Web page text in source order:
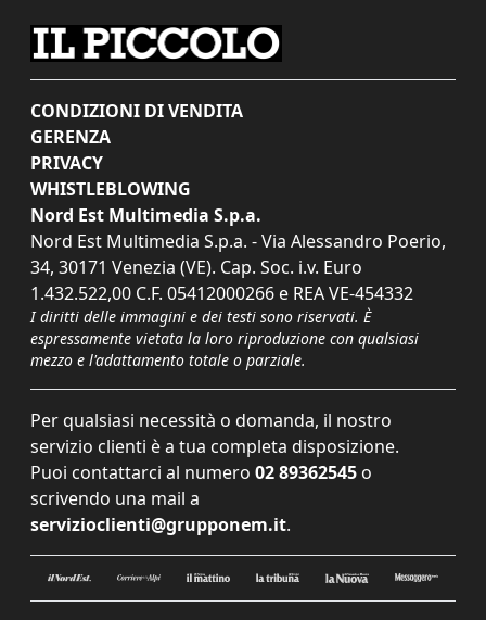
CONDIZIONI DI VENDITA
GERENZA
PRIVACY
WHISTLEBLOWING
Nord Est Multimedia S.p.a.
Nord Est Multimedia S.p.a. - Via Alessandro Poerio,
34, 30171 Venezia (VE). Cap. Soc. i.v. Euro
1.432.522,00 C.F. 05412000266 e REA VE-454332
I diritti delle immagini e dei testi sono riservati. È
espressamente vietata la loro riproduzione con qualsiasi
mezzo e l'adattamento totale o parziale.
Per qualsiasi necessità o domanda, il nostro
servizio clienti è a tua completa disposizione.
Puoi contattarci al numero 02 89362545 o
scrivendo una mail a
servizioclienti@grupponem.it.